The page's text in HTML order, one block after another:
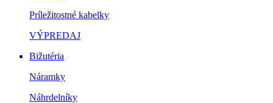
Príležitostné kabelky
VÝPREDAJ
Bižutéria
Náramky
Náhrdelníky